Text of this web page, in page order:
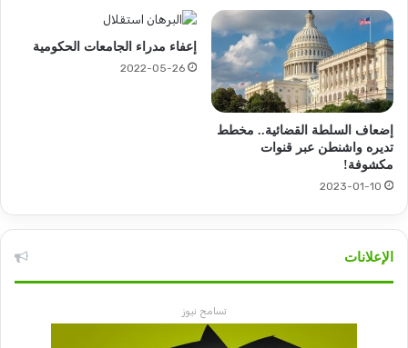
إضعاف السلطة القضائية.. مخطط
تديره واشنطن عبر قنوات
مكشوفة!
2023-01-10
إعفاء مدراء الجامعات الحكومية
2022-05-26
الإعلانات
تسامح نيوز